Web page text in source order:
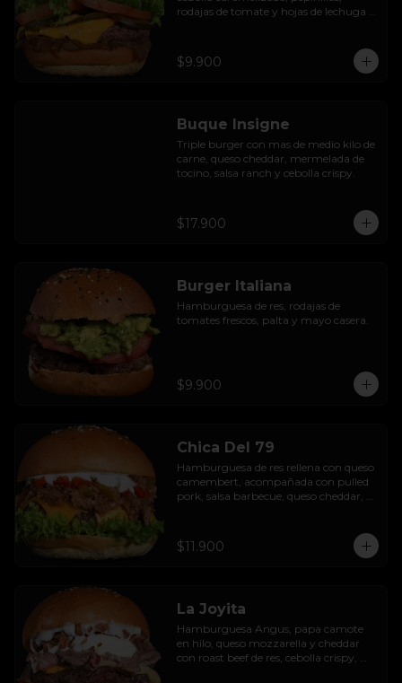
rodajas de tomate y hojas de lechuga
$9.900
Buque Insigne
Triple burger con mas de medio kilo de
carne, queso cheddar, mermelada de
tocino, salsa ranch y cebolla crispy.
$17.900
Burger Italiana
Hamburguesa de res, rodajas de
tomates frescos, palta y mayo casera.
$9.900
Chica Del 79
Hamburguesa de res rellena con queso
camembert, acompañada con pulled
pork, salsa barbecue, queso cheddar,
$11.900
La Joyita
Hamburguesa Angus, papa camote
en hilo, queso mozzarella y cheddar
con roast beef de res, cebolla crispy,